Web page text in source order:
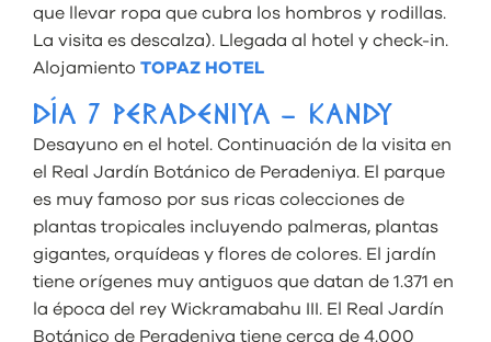
que llevar ropa que cubra los hombros y rodillas.
La visita es descalza). Llegada al hotel y check-in.
Alojamiento TOPAZ HOTEL
DÍA 7 PERADENIYA – KANDY
Desayuno en el hotel. Continuación de la visita en
el Real Jardín Botánico de Peradeniya. El parque
es muy famoso por sus ricas colecciones de
plantas tropicales incluyendo palmeras, plantas
gigantes, orquídeas y flores de colores. El jardín
tiene orígenes muy antiguos que datan de 1.371 en
la época del rey Wickramabahu III. El Real Jardín
Botánico de Peradeniya tiene cerca de 4.000